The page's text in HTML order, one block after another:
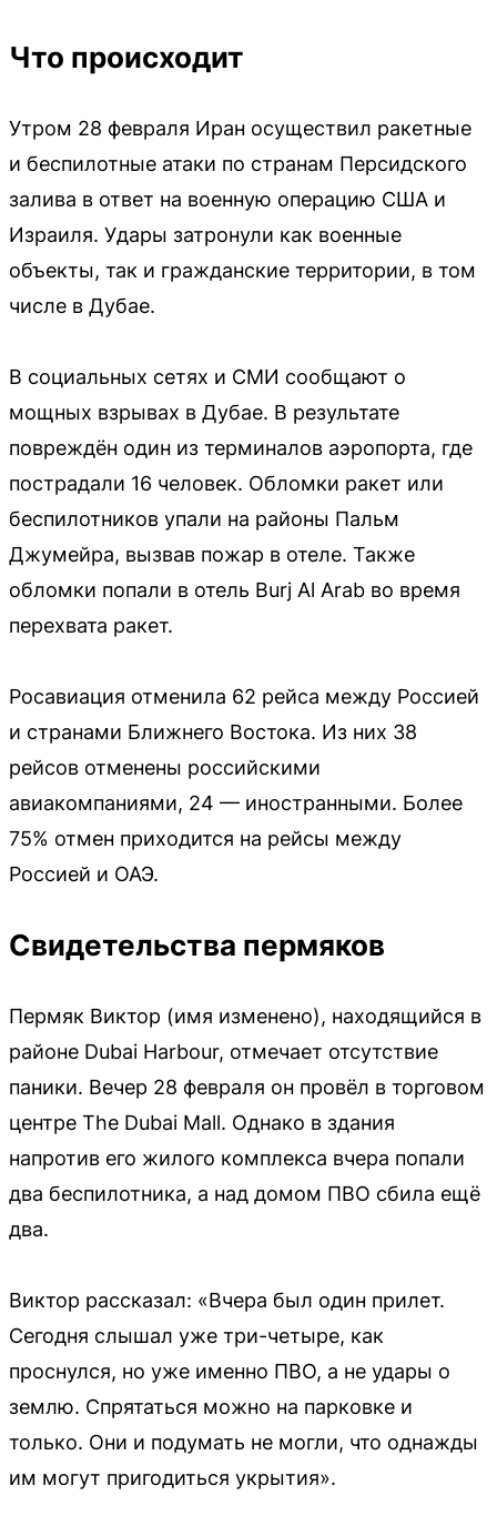
Что происходит
Утром 28 февраля Иран осуществил ракетные
и беспилотные атаки по странам Персидского
залива в ответ на военную операцию США и
Израиля. Удары затронули как военные
объекты, так и гражданские территории, в том
числе в Дубае.
В социальных сетях и СМИ сообщают о
мощных взрывах в Дубае. В результате
повреждён один из терминалов аэропорта, где
пострадали 16 человек. Обломки ракет или
беспилотников упали на районы Пальм
Джумейра, вызвав пожар в отеле. Также
обломки попали в отель Burj Al Arab во время
перехвата ракет.
Росавиация отменила 62 рейса между Россией
и странами Ближнего Востока. Из них 38
рейсов отменены российскими
авиакомпаниями, 24 — иностранными. Более
75% отмен приходится на рейсы между
Россией и ОАЭ.
Свидетельства пермяков
Пермяк Виктор (имя изменено), находящийся в
районе Dubai Harbour, отмечает отсутствие
паники. Вечер 28 февраля он провёл в торговом
центре The Dubai Mall. Однако в здания
напротив его жилого комплекса вчера попали
два беспилотника, а над домом ПВО сбила ещё
два.
Виктор рассказал: «Вчера был один прилет.
Сегодня слышал уже три-четыре, как
проснулся, но уже именно ПВО, а не удары о
землю. Спрятаться можно на парковке и
только. Они и подумать не могли, что однажды
им могут пригодиться укрытия».